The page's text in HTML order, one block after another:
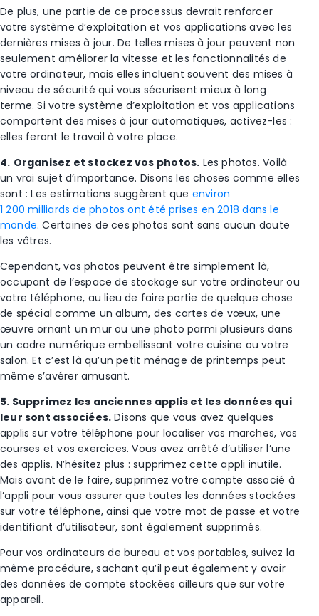
De plus, une partie de ce processus devrait renforcer
votre système d’exploitation et vos applications avec les
dernières mises à jour. De telles mises à jour peuvent non
seulement améliorer la vitesse et les fonctionnalités de
votre ordinateur, mais elles incluent souvent des mises à
niveau de sécurité qui vous sécurisent mieux à long
terme. Si votre système d’exploitation et vos applications
comportent des mises à jour automatiques, activez-les :
elles feront le travail à votre place.
4. Organisez et stockez vos photos. Les photos. Voilà
un vrai sujet d’importance. Disons les choses comme elles
sont : Les estimations suggèrent que environ
1 200 milliards de photos ont été prises en 2018 dans le
monde. Certaines de ces photos sont sans aucun doute
les vôtres.
Cependant, vos photos peuvent être simplement là,
occupant de l’espace de stockage sur votre ordinateur ou
votre téléphone, au lieu de faire partie de quelque chose
de spécial comme un album, des cartes de vœux, une
œuvre ornant un mur ou une photo parmi plusieurs dans
un cadre numérique embellissant votre cuisine ou votre
salon. Et c’est là qu’un petit ménage de printemps peut
même s’avérer amusant.
5. Supprimez les anciennes applis et les données qui
leur sont associées. Disons que vous avez quelques
applis sur votre téléphone pour localiser vos marches, vos
courses et vos exercices. Vous avez arrêté d’utiliser l’une
des applis. N’hésitez plus : supprimez cette appli inutile.
Mais avant de le faire, supprimez votre compte associé à
l’appli pour vous assurer que toutes les données stockées
sur votre téléphone, ainsi que votre mot de passe et votre
identifiant d’utilisateur, sont également supprimés.
Pour vos ordinateurs de bureau et vos portables, suivez la
même procédure, sachant qu’il peut également y avoir
des données de compte stockées ailleurs que sur votre
appareil.